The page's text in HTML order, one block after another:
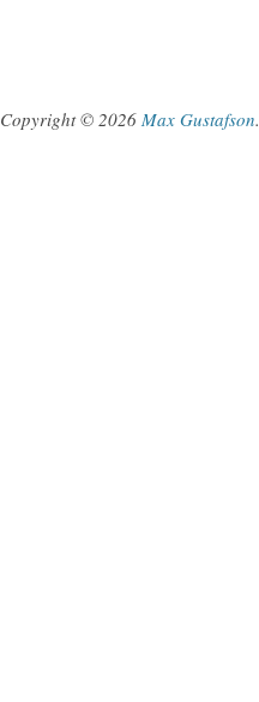
Copyright © 2026 Max Gustafson.